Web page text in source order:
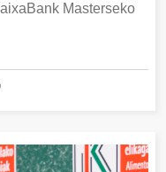
Masterseko